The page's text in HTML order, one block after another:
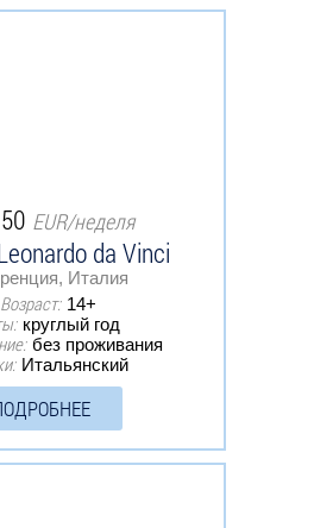
EUR/неделя
da Vinci
Италия
Возраст: 14+
круглый год
без проживания
Итальянский